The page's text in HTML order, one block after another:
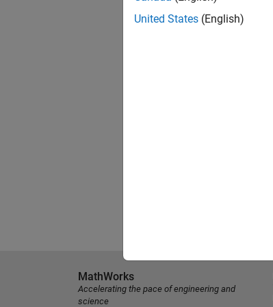
United States (English)
MathWorks
Accelerating the pace of engineering and
science